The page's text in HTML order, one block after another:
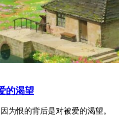
的渴望
为恨的背后是对被爱的渴望。